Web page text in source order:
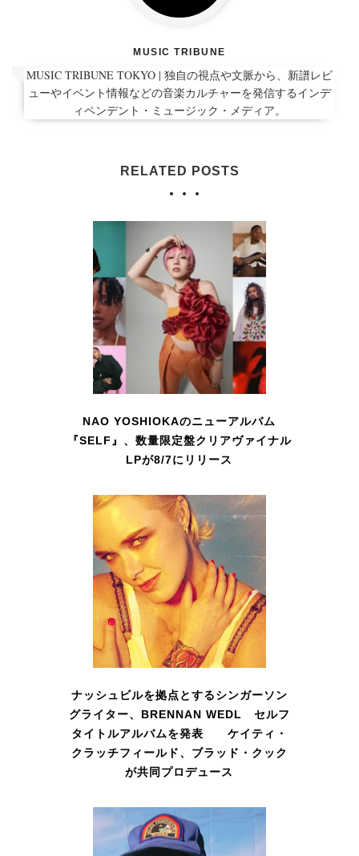
MUSIC TRIBUNE
MUSIC TRIBUNE TOKYO | 独自の視点や文脈から、新譜レビ
ューやイベント情報などの音楽カルチャーを発信するインデ
ィペンデント・ミュージック・メディア。
RELATED POSTS
NAO YOSHIOKAのニューアルバム
『SELF』、数量限定盤クリアヴァイナル
LPが8/7にリリース
ナッシュビルを拠点とするシンガーソン
グライター、BRENNAN WEDL セルフ
タイトルアルバムを発表 ケイティ・
クラッチフィールド、ブラッド・クック
が共同プロデュース